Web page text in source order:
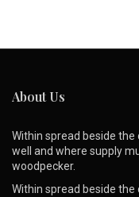
About Us
Within spread beside
well and where supply
woodpecker.
Within spread beside